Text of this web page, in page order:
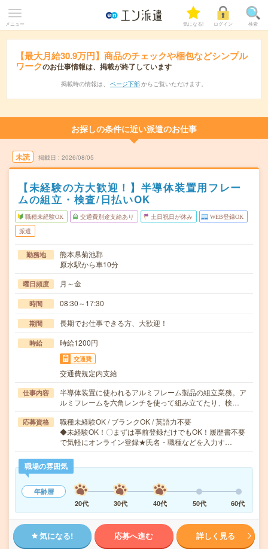
メニュー 気になる! ログイン 検索
【最大月給30.9万円】商品のチェックや梱包などシンプル
ワークのお仕事情報は、掲載が終了しています
掲載時の情報は、 ページ下部 からご覧いただけます。
お探しの条件に近い派遣のお仕事
未読 掲載日 2026/08/05
【未経験の方大歓迎！】半導体装置用フレー
ムの組立・検査/日払いOK
職種未経験OK 交通費別途支給あり 土日祝日が休み WEB登録OK
派遣
勤務地
熊本県菊池郡
原水駅から車10分
曜日頻度 月～金
時間 08:30～17:30
期間 長期でお仕事できる方、大歓迎！
時給 時給1200円
交通費
交通費規定内支給
仕事内容
半導体装置に使われるアルミフレーム製品の組立業務。ア
ルミフレームを六角レンチを使って組み立てたり、検…
応募資格
職種未経験OK / ブランクOK / 英語力不要
◆未経験OK！〇まずは事前登録だけでもOK！履歴書不要
で気軽にオンライン登録★氏名・職種などを入力す…
職場の雰囲気
年齢層
20代
30代 40代 50代 60代
気になる! 応募へ進む 詳しく見る